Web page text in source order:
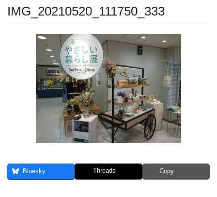
IMG_20210520_111750_333
Bluesky Threads Copy